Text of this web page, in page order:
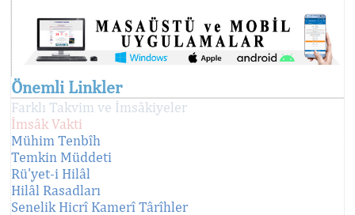
Önemli Linkler
Farklı Takvim ve İmsâkiyeler
İmsâk Vakti
Mühim Tenbîh
Temkin Müddeti
Rü'yet-i Hilâl
Hilâl Rasadları
Senelik Hicrî Kamerî Târîhler